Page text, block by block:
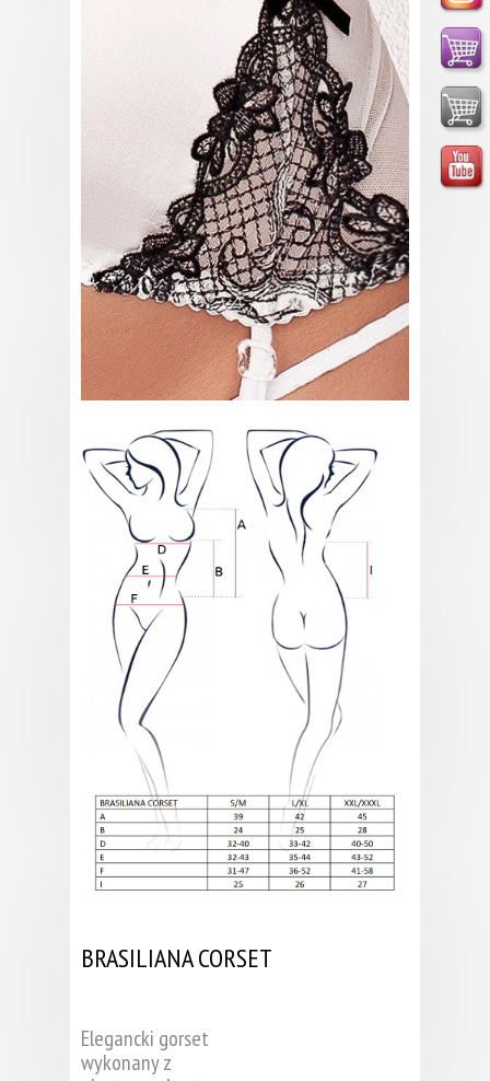
BRASILIANA CORSET
Elegancki gorset
wykonany z